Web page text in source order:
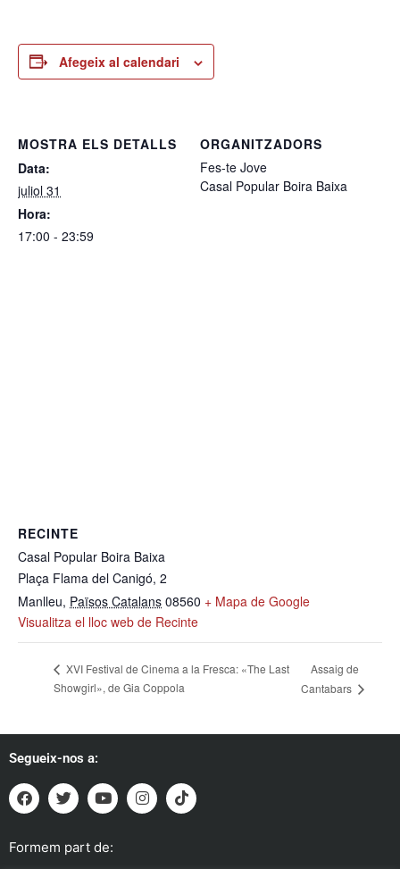
Afegeix al calendari
MOSTRA ELS DETALLS
Data:
juliol 31
Hora:
17:00 - 23:59
ORGANITZADORS
Fes-te Jove
Casal Popular Boira Baixa
RECINTE
Casal Popular Boira Baixa
Plaça Flama del Canigó, 2
Manlleu, Països Catalans 08560 + Mapa de Google
Visualitza el lloc web de Recinte
XVI Festival de Cinema a la Fresca: «The Last
Showgirl», de Gia Coppola
Assaig de
Cantabars
Segueix-nos a:
Formem part de: